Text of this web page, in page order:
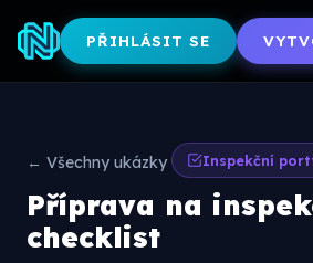
PŘIHLÁSIT SE
← Všechny ukázky Inspekční
Příprava na
checklist